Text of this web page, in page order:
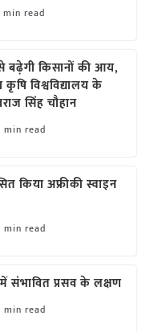
min read
बढ़ेगी किसानों की आय,
कृषि विश्वविद्यालय के
सिंह चौहान
min read
किया अफ्रीकी स्वाइन
min read
संभावित प्रसव के लक्षण
min read